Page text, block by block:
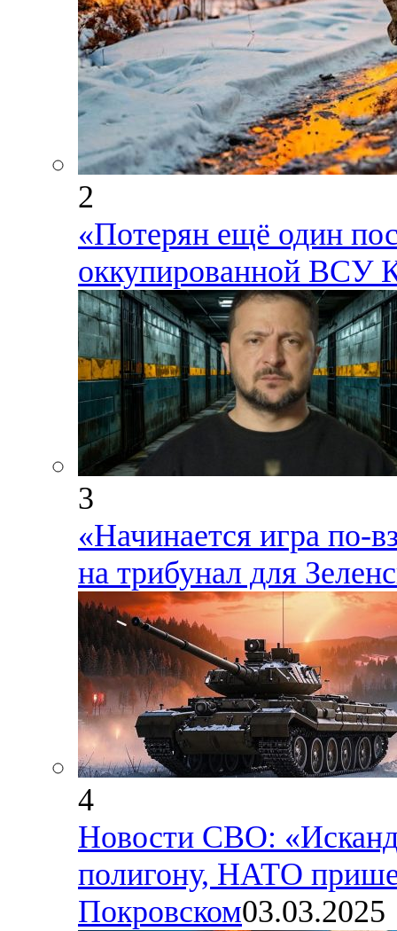
2
«Потерян ещё один
оккупированной ВСУ
3
«Начинается игра
на трибунал для
4
Новости СВО:
полигону, НАТО
Покровском03.03.2025